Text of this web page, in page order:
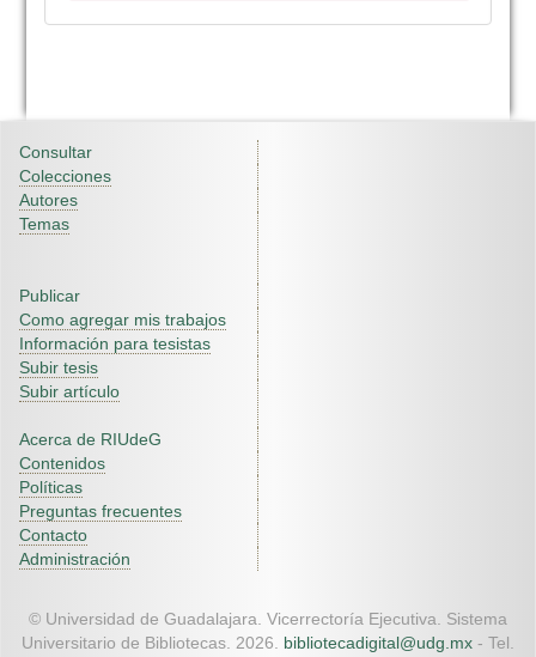
Consultar
Colecciones
Autores
Temas
Publicar
Como agregar mis trabajos
Información para tesistas
Subir tesis
Subir artículo
Acerca de RIUdeG
Contenidos
Políticas
Preguntas frecuentes
Contacto
Administración
© Universidad de Guadalajara. Vicerrectoría Ejecutiva. Sistema
Universitario de Bibliotecas. 2026. bibliotecadigital@udg.mx - Tel.